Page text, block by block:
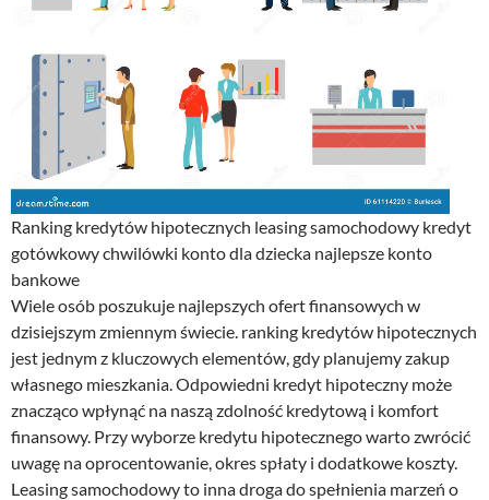
Ranking kredytów hipotecznych leasing samochodowy kredyt
gotówkowy chwilówki konto dla dziecka najlepsze konto
bankowe
Wiele osób poszukuje najlepszych ofert finansowych w
dzisiejszym zmiennym świecie. ranking kredytów hipotecznych
jest jednym z kluczowych elementów, gdy planujemy zakup
własnego mieszkania. Odpowiedni kredyt hipoteczny może
znacząco wpłynąć na naszą zdolność kredytową i komfort
finansowy. Przy wyborze kredytu hipotecznego warto zwrócić
uwagę na oprocentowanie, okres spłaty i dodatkowe koszty.
Leasing samochodowy to inna droga do spełnienia marzeń o